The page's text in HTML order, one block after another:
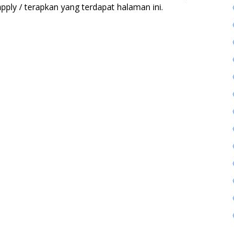
/ terapkan yang terdapat halaman ini.